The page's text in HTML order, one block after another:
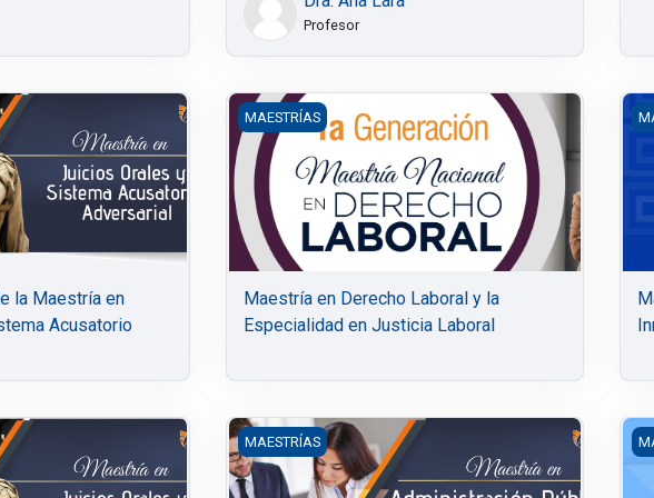
Profesor
la Maestría en Juicios Orales y Sistema Acusatorio Adversarial
la Maestría en
Acusatorio
Maestría en Derecho Laboral y la Especialidad en
MAESTRÍAS
Maestría en Derecho Laboral y la
Especialidad en Justicia Laboral
y Sistema Acusatorio Adversarial 5ta GeneraciónMaestría en Administración Pública y Gobierno Virtual
MAESTRÍAS